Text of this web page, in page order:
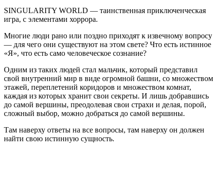
SINGULARITY WORLD — таинственная приключенческая
игра, с элементами хоррора.
Многие люди рано или поздно приходят к извечному вопросу
— для чего они существуют на этом свете? Что есть истинное
«Я», что есть само человеческое сознание?
Одним из таких людей стал мальчик, который представил
свой внутренний мир в виде огромной башни, со множеством
этажей, переплетений коридоров и множеством комнат,
каждая из которых хранит свои секреты. И лишь добравшись
до самой вершины, преодолевая свои страхи и делая, порой,
сложный выбор, можно добраться до самой вершины.
Там наверху ответы на все вопросы, там наверху он должен
найти свою истинную сущность.